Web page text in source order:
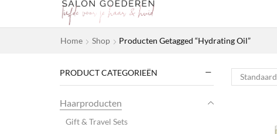
Home Shop Producten Getagged “Hydrating Oil”
PRODUCT CATEGORIEËN
Haarproducten
Gift & Travel Sets